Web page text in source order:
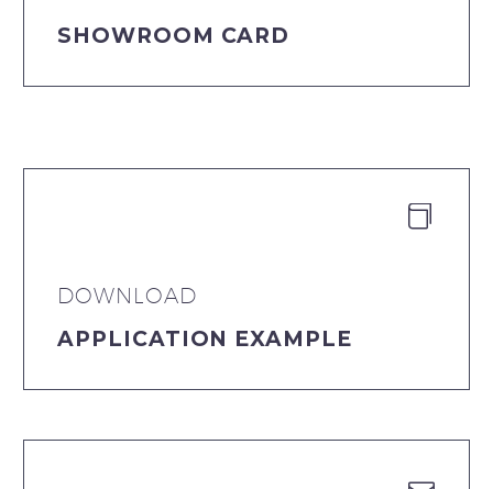
SHOWROOM CARD


DOWNLOAD
APPLICATION EXAMPLE